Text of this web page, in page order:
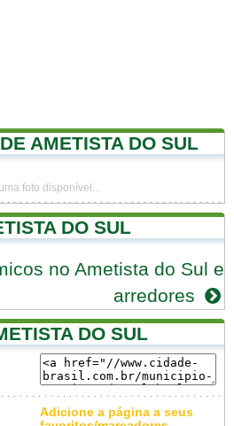
AMETISTA DO SUL
foto disponível...
DO SUL
no Ametista do Sul e
arredores
DO SUL
Adicione a página a seus